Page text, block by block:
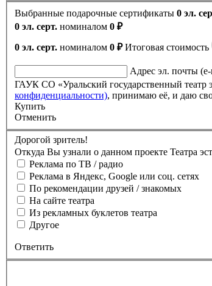
Выбранные подарочные сертификаты 0 эл.
0 эл. серт. номиналом 0 ₽
0 эл. серт. номиналом 0 ₽ Итоговая стоимость
Адрес эл. почты
ГАУК СО «Уральский государственный театр
конфиденциальности) , принимаю её, и даю
Купить
Отменить
Дорогой зритель!
Откуда Вы узнали о данном проекте Театра
Реклама по ТВ / радио
Реклама в Яндекс, Google или соц. сетях
По рекомендации друзей / знакомых
На сайте театра
Из рекламных буклетов театра
Другое
Ответить